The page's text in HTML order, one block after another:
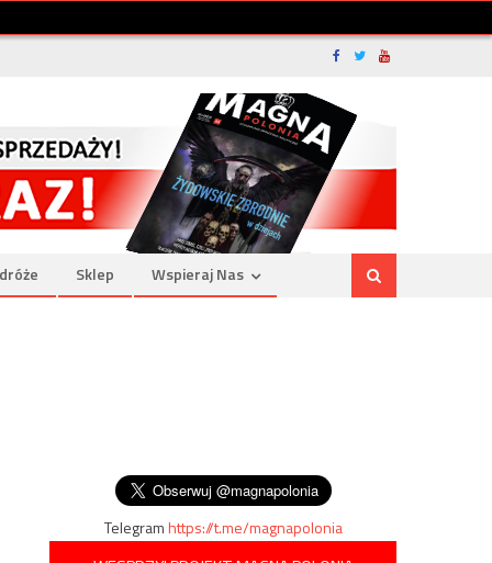
Sklep Wspieraj Nas
Telegramhttps://t.me/magnapolonia